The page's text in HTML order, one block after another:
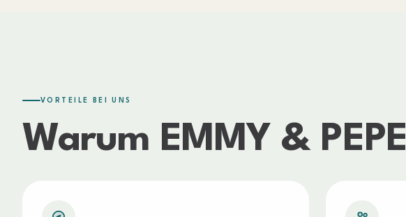
VORTEILE BEI UNS
Warum EMMY & PEPE